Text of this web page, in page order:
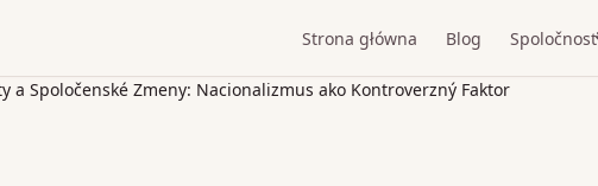
Strona główna Blog Spoločnosť
a Spoločenské Zmeny: Nacionalizmus ako Kontroverzný Faktor